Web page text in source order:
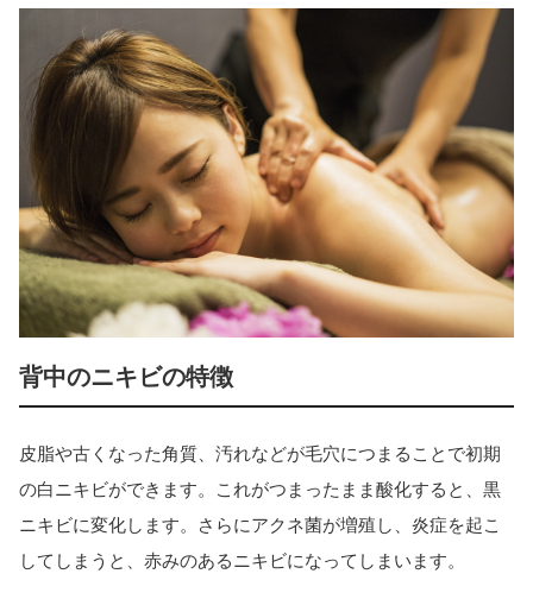
背中のニキビの特徴
皮脂や古くなった角質、汚れなどが毛穴につまることで初期
の白ニキビができます。これがつまったまま酸化すると、黒
ニキビに変化します。さらにアクネ菌が増殖し、炎症を起こ
してしまうと、赤みのあるニキビになってしまいます。